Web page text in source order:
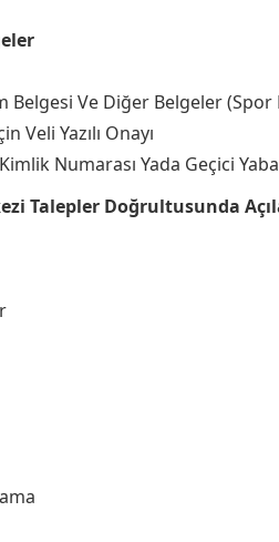
Ve Diğer Belgeler (Spor
Veli Yazılı Onayı
Numarası Yada Geçici
Talepler Doğrultusunda